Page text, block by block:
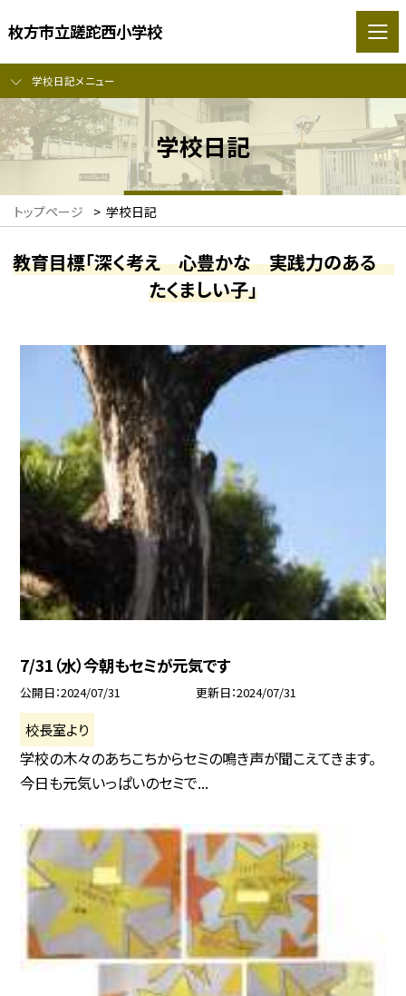
枚方市立蹉跎西小学校
学校日記メニュー
学校日記
トップページ > 学校日記
教育目標「深く考え 心豊かな 実践力のある
たくましい子」
7/31（水）今朝もセミが元気です
公開日 2024/07/31 更新日 2024/07/31
校長室より
学校の木々のあちこちからセミの鳴き声が聞こえてきます。
今日も元気いっぱいのセミで...